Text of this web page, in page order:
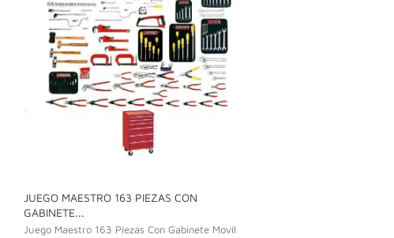
JUEGO MAESTRO 163 PIEZAS CON
GABINETE...
Juego Maestro 163 Piezas Con Gabinete Movil